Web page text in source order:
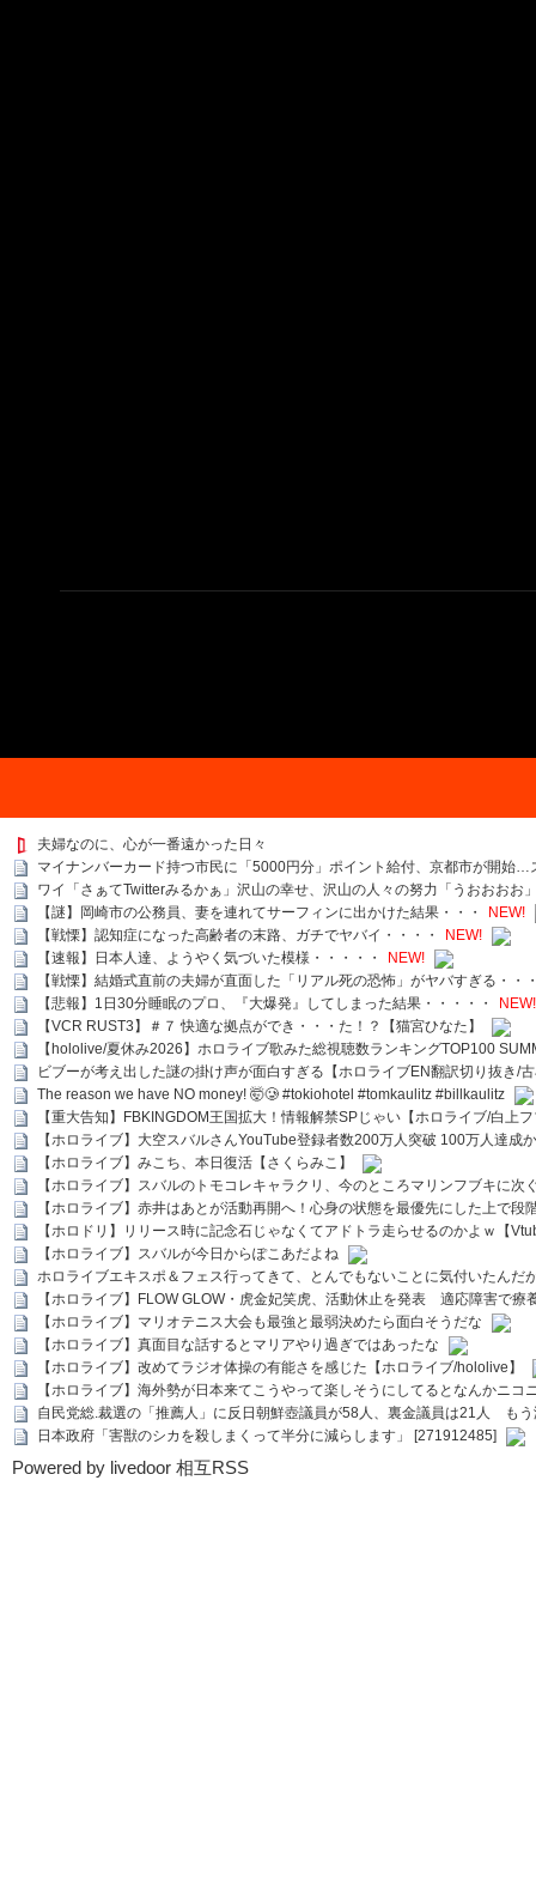
夫婦なのに、心が一番遠かった日々
マイナンバーカード持つ市民に「5000円分」ポイント給付、京都市が開始
ワイ「さぁてTwitterみるかぁ」沢山の幸せ、沢山の人々の努力「うおおおお」
【謎】岡崎市の公務員、妻を連れてサーフィンに出かけた結果・・・
NEW!
【戦慄】認知症になった高齢者の末路、ガチでヤバイ・・・・
NEW!
【速報】日本人達、ようやく気づいた模様・・・・・
NEW!
【戦慄】結婚式直前の夫婦が直面した「リアル死の恐怖」がヤバすぎる・・
【悲報】1日30分睡眠のプロ、『大爆発』してしまった結果・・・・・
NEW!
【VCR RUST3】＃７ 快適な拠点ができ・・・た！？【猫宮ひなた】
【hololive/夏休み2026】ホロライブ歌みた総視聴数ランキングTOP100
ビブーが考え出した謎の掛け声が面白すぎる【ホロライブEN翻訳切り抜き/
The reason we have NO money! 🤯🥲 #tokiohotel #tomkaulitz #billkaulitz
【重大告知】FBKINGDOM王国拡大！情報解禁SPじゃい【ホロライブ/白上
【ホロライブ】大空スバルさんYouTube登録者数200万人突破 100万人達成
【ホロライブ】みこち、本日復活【さくらみこ】
【ホロライブ】スバルのトモコレキャラクリ、今のところマリンフブキに
【ホロライブ】赤井はあとが活動再開へ！心身の状態を最優先にした上で段
【ホロドリ】リリース時に記念石じゃなくてアドトラ走らせるのかよｗ【
【ホロライブ】スバルが今日からぽこあだよね
ホロライブエキスポ＆フェス行ってきて、とんでもないことに気付いたんだ
【ホロライブ】FLOW GLOW・虎金妃笑虎、活動休止を発表 適応障害で療
【ホロライブ】マリオテニス大会も最強と最弱決めたら面白そうだな
【ホロライブ】真面目な話するとマリアやり過ぎではあったな
【ホロライブ】改めてラジオ体操の有能さを感じた【ホロライブ/hololive】
【ホロライブ】海外勢が日本来てこうやって楽しそうにしてるとなんかニコ
自民党総.裁選の「推薦人」に反日朝鮮壺議員が58人、裏金議員は21人 も
日本政府「害獣のシカを殺しまくって半分に減らします」 [271912485]
Powered by livedoor 相互RSS